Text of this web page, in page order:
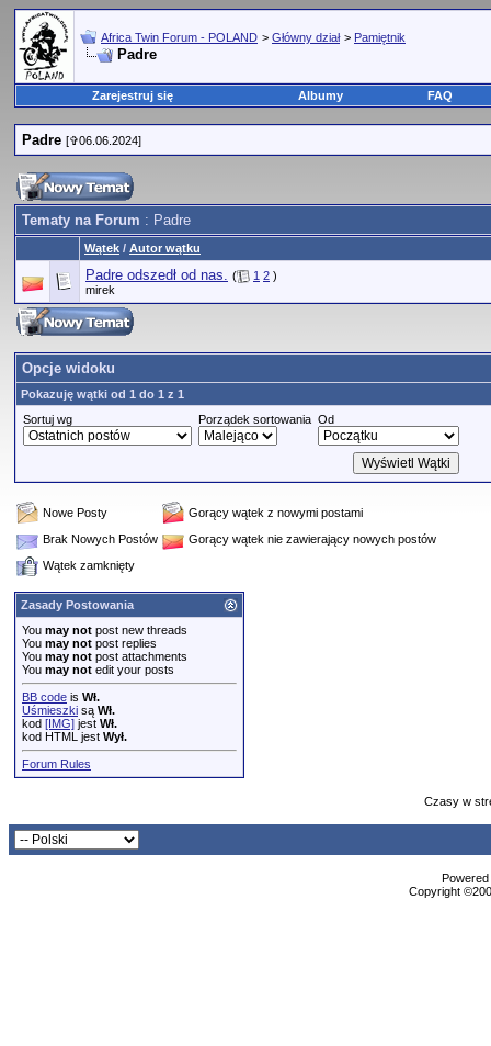
Africa Twin Forum - POLAND > Główny dział > Pamiętnik
Padre
Zarejestruj się Albumy FAQ
Padre [✞06.06.2024]
Tematy na Forum : Padre
Wątek / Autor wątku
Padre odszedł od nas. ( 1 2 )
mirek
Opcje widoku
Pokazuję wątki od 1 do 1 z 1
Sortuj wg
Porządek sortowania Od
Nowe Posty
Gorący wątek z nowymi postami
Brak Nowych Postów
Gorący wątek nie zawierający nowych postów
Wątek zamknięty
Zasady Postowania
You may not post new threads
You may not post replies
You may not post attachments
You may not edit your posts
BB code is Wł.
Uśmieszki są Wł.
kod [IMG] jest Wł.
kod HTML jest Wył.
Forum Rules
Czasy w
Copyright